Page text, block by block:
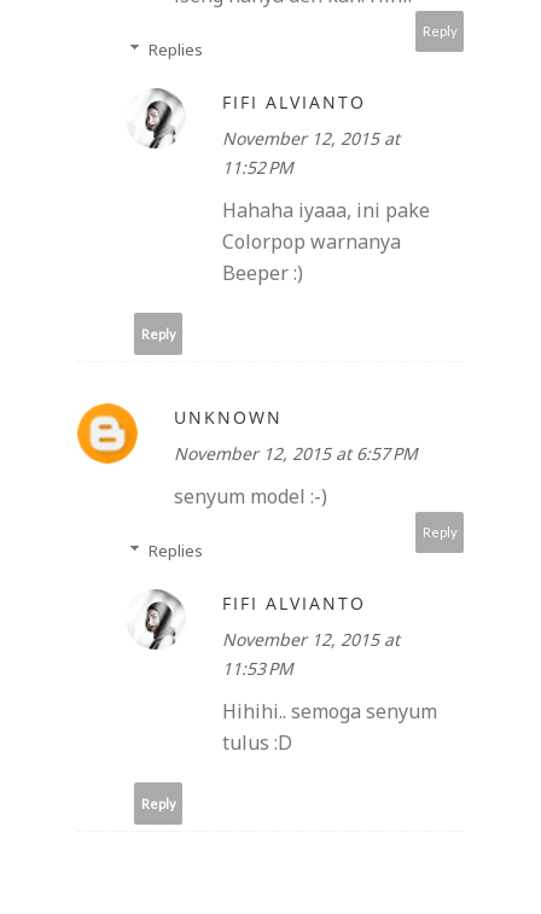
Reply
Replies
FIFI ALVIANTO
November 12, 2015 at
11:52 PM
Hahaha iyaaa, ini pake
Colorpop warnanya
Beeper :)
Reply
UNKNOWN
November 12, 2015 at 6:57 PM
senyum model :-)
Reply
Replies
FIFI ALVIANTO
November 12, 2015 at
11:53 PM
Hihihi.. semoga senyum
tulus :D
Reply